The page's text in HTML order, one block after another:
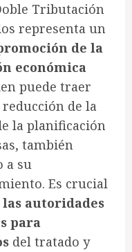
Tributación
representa un
de la
económica
puede traer
de la
la planificación
también
a su
Es crucial
autoridades
para
del tratado y